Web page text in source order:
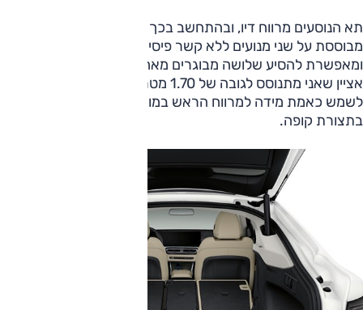
תא הנוסעים מרווח דיו, ובהתחשב בכך שההנעה הכפולה
מבוססת על שני מנועים ללא קשר פיסי ביניהם, הרצפה שטוחה
ומאפשרת להסיע שלושה מבוגרים מאחור ללא קושי. בהקשר זה
אציין שאני מתנוסס לגובה של 1.70 מטר (בעמידה), ולכן איני יכול
לשמש כאמת מידה למרווח הראש במושב האחורי של מכונית
בתצורת קופה.